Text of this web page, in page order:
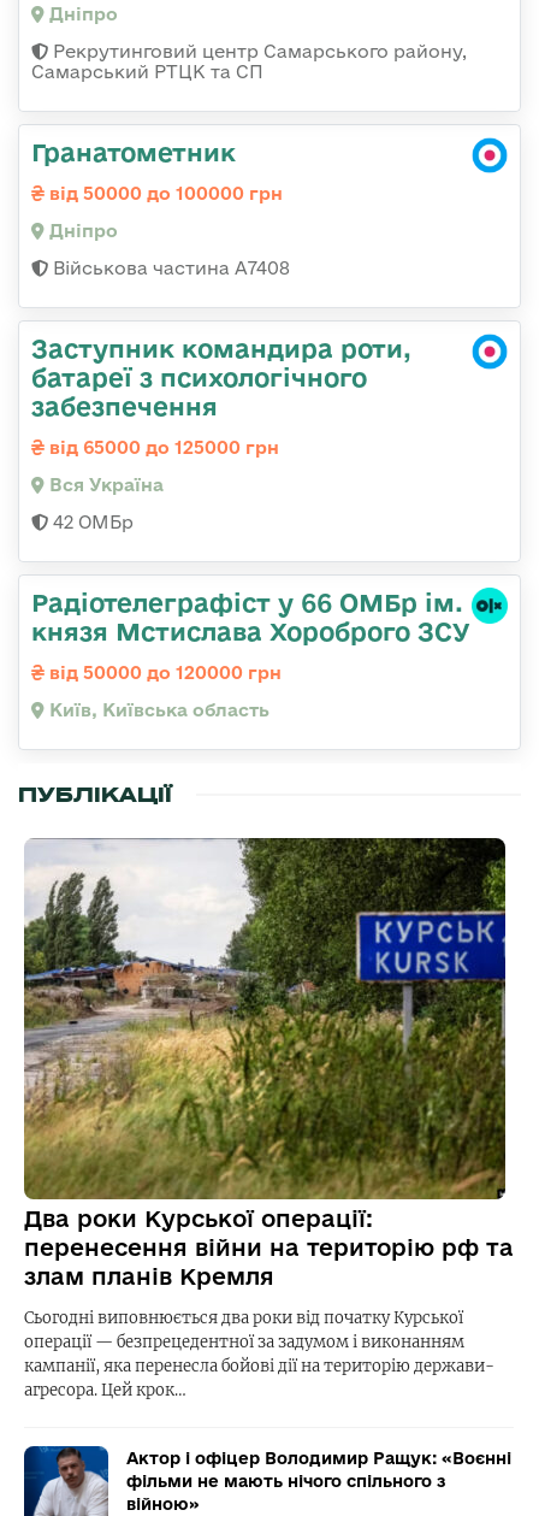
Дніпро
Рекрутинговий центр Самарського району,
Самарський РТЦК та СП
Гранатометник
від 50000 до 100000 грн
Дніпро
Військова частина А7408
Заступник командира роти,
батареї з психологічного
забезпечення
від 65000 до 125000 грн
Вся Україна
42 ОМБр
Радіотелеграфіст у 66 ОМБр ім.
князя Мстислава Хороброго ЗСУ
від 50000 до 120000 грн
Київ, Київська область
ПУБЛІКАЦІЇ
Два роки Курської операції:
перенесення війни на територію рф та
злам планів Кремля
Сьогодні виповнюється два роки від початку Курської
операції — безпрецедентної за задумом і виконанням
кампанії, яка перенесла бойові дії на територію держави-
агресора. Цей крок…
Актор і офіцер Володимир Ращук: «Воєнні
фільми не мають нічого спільного з
війною»